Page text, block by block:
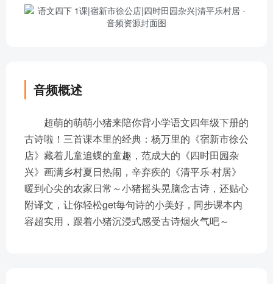
音频概述
超萌的萌萌小猪来陪你背小学语文四年级下册的
古诗啦！三首课本里的经典：杨万里的《宿新市徐公
店》藏着儿童追蝶的童趣，范成大的《四时田园杂
兴》画满乡村夏日热闹，辛弃疾的《清平乐·村居》
暖到心尖的农家日常～小猪摇头晃脑念古诗，还贴心
附译文，让你轻松get每句诗的小美好，同步课本内
容超实用，跟着小猪沉浸式感受古诗烟火气吧～